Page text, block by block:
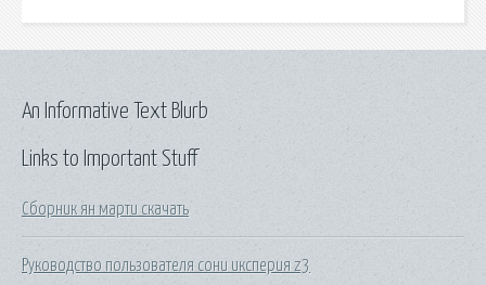
Links to Important Stuff
Сборник ян марти скачать
Руководство пользователя сони иксперия z3
An Informative Text Blurb